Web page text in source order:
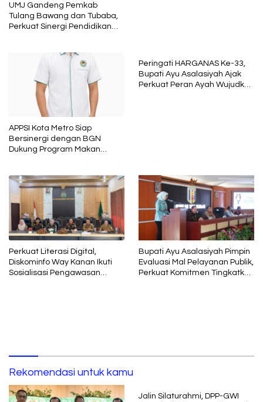
UMJ Gandeng Pemkab
Tulang Bawang dan Tubaba,
Perkuat Sinergi Pendidikan
APPSI Kota Metro Siap
Bersinergi dengan BGN
Dukung Program Makan
Peringati HARGANAS Ke-33,
Bupati Ayu Asalasiyah Ajak
Perkuat Peran Ayah Wujudkan
Perkuat Literasi Digital,
Diskominfo Way Kanan Ikuti
Sosialisasi Pengawasan
Bupati Ayu Asalasiyah Pimpin
Evaluasi Mal Pelayanan Publik,
Perkuat Komitmen Tingkatkan
Rekomendasi untuk kamu
Jalin Silaturahmi, DPP-GWI